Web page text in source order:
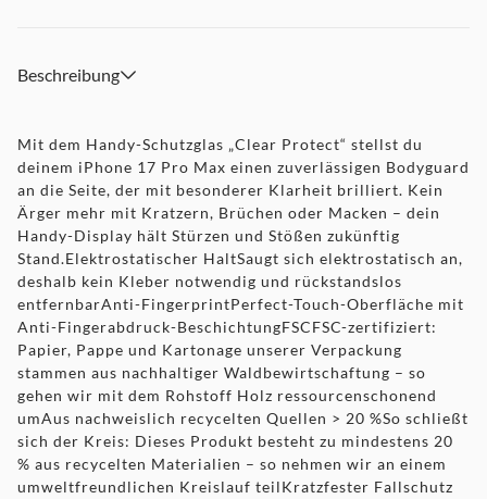
– vom Display bis zu den Rändern
Beschreibung
Mit dem Handy-Schutzglas „Clear Protect“ stellst du
deinem iPhone 17 Pro Max einen zuverlässigen Bodyguard
an die Seite, der mit besonderer Klarheit brilliert. Kein
Ärger mehr mit Kratzern, Brüchen oder Macken – dein
Handy-Display hält Stürzen und Stößen zukünftig
Stand.Elektrostatischer HaltSaugt sich elektrostatisch an,
deshalb kein Kleber notwendig und rückstandslos
entfernbarAnti-FingerprintPerfect-Touch-Oberfläche mit
Anti-Fingerabdruck-BeschichtungFSCFSC-zertifiziert:
Papier, Pappe und Kartonage unserer Verpackung
stammen aus nachhaltiger Waldbewirtschaftung – so
gehen wir mit dem Rohstoff Holz ressourcenschonend
umAus nachweislich recycelten Quellen > 20 %So schließt
sich der Kreis: Dieses Produkt besteht zu mindestens 20
% aus recycelten Materialien – so nehmen wir an einem
umweltfreundlichen Kreislauf teilKratzfester Fallschutz